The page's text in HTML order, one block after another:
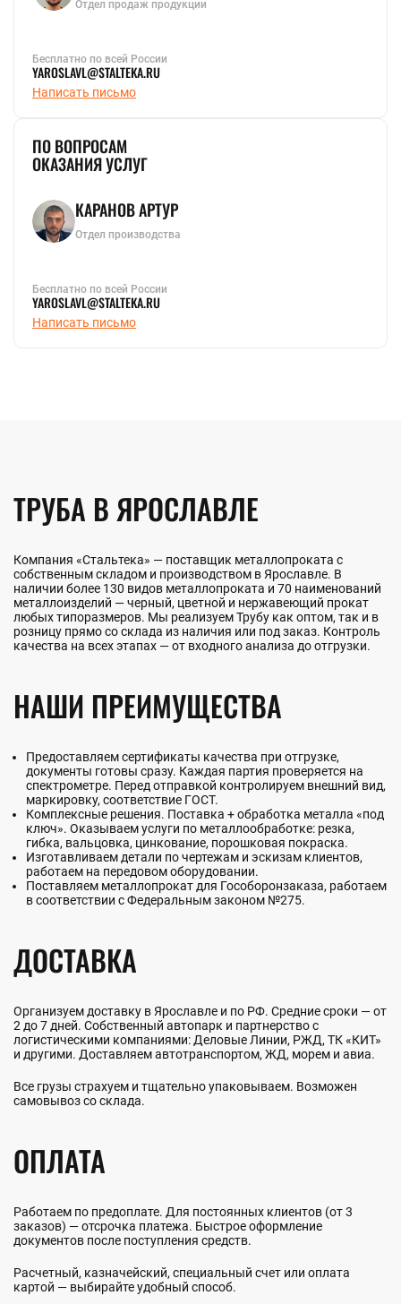
Отдел продаж продукции
Бесплатно по всей России
YAROSLAVL@STALTEKA.RU
Написать письмо
ПО ВОПРОСАМ
ОКАЗАНИЯ УСЛУГ
КАРАНОВ АРТУР
Отдел производства
Бесплатно по всей России
YAROSLAVL@STALTEKA.RU
Написать письмо
ТРУБА В ЯРОСЛАВЛЕ
Компания «Стальтека» — поставщик металлопроката с
собственным складом и производством в Ярославле. В
наличии более 130 видов металлопроката и 70 наименований
металлоизделий — черный, цветной и нержавеющий прокат
любых типоразмеров. Мы реализуем Трубу как оптом, так и в
розницу прямо со склада из наличия или под заказ. Контроль
качества на всех этапах — от входного анализа до отгрузки.
НАШИ ПРЕИМУЩЕСТВА
Предоставляем сертификаты качества при отгрузке,
документы готовы сразу. Каждая партия проверяется на
спектрометре. Перед отправкой контролируем внешний вид,
маркировку, соответствие ГОСТ.
Комплексные решения. Поставка + обработка металла «под
ключ». Оказываем услуги по металлообработке: резка,
гибка, вальцовка, цинкование, порошковая покраска.
Изготавливаем детали по чертежам и эскизам клиентов,
работаем на передовом оборудовании.
Поставляем металлопрокат для Гособоронзаказа, работаем
в соответствии с Федеральным законом №275.
ДОСТАВКА
Организуем доставку в Ярославле и по РФ. Средние сроки — от
2 до 7 дней. Собственный автопарк и партнерство с
логистическими компаниями: Деловые Линии, РЖД, ТК «КИТ»
и другими. Доставляем автотранспортом, ЖД, морем и авиа.
Все грузы страхуем и тщательно упаковываем. Возможен
самовывоз со склада.
ОПЛАТА
Работаем по предоплате. Для постоянных клиентов (от 3
заказов) — отсрочка платежа. Быстрое оформление
документов после поступления средств.
Расчетный, казначейский, специальный счет или оплата
картой — выбирайте удобный способ.